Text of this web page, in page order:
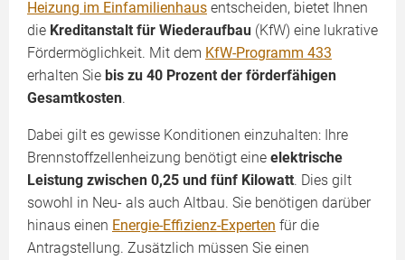
Heizung im Einfamilienhaus entscheiden, bietet Ihnen
die Kreditanstalt für Wiederaufbau (KfW) eine lukrative
Fördermöglichkeit. Mit dem KfW-Programm 433
erhalten Sie bis zu 40 Prozent der förderfähigen
Gesamtkosten.
Dabei gilt es gewisse Konditionen einzuhalten: Ihre
Brennstoffzellenheizung benötigt eine elektrische
Leistung zwischen 0,25 und fünf Kilowatt. Dies gilt
sowohl in Neu- als auch Altbau. Sie benötigen darüber
hinaus einen Energie-Effizienz-Experten für die
Antragstellung. Zusätzlich müssen Sie einen